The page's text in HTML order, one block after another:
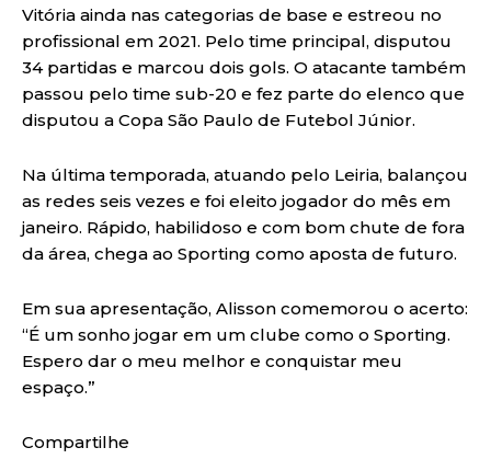
Vitória ainda nas categorias de base e estreou no
profissional em 2021. Pelo time principal, disputou
34 partidas e marcou dois gols. O atacante também
passou pelo time sub-20 e fez parte do elenco que
disputou a Copa São Paulo de Futebol Júnior.
Na última temporada, atuando pelo Leiria, balançou
as redes seis vezes e foi eleito jogador do mês em
janeiro. Rápido, habilidoso e com bom chute de fora
da área, chega ao Sporting como aposta de futuro.
Em sua apresentação, Alisson comemorou o acerto:
“É um sonho jogar em um clube como o Sporting.
Espero dar o meu melhor e conquistar meu
espaço.”
Compartilhe